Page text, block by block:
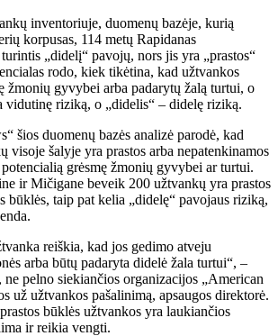
inventoriuje, duomenų bazėje, kurią
korpusas, 114 metų Rapidanas
„didelį“ pavojų, nors jis yra „prastos“
rodo, kiek tikėtina, kad užtvankos
žmonių gyvybei arba padarytų žalą turtui, o
vidutinę riziką, o „didelis“ – didelę riziką.
šios duomenų bazės analizė parodė, kad
visoje šalyje yra prastos arba nepatenkinamos
grėsmę žmonių gyvybei ar turtui.
ir Mičigane beveik 200 užtvankų yra prastos
būklės, taip pat kelia „didelę“ pavojaus riziką,
reiškia, kad jos gedimo atveju
arba būtų padaryta didelė žala turtui“, –
pelno siekiančios organizacijos „American
už užtvankos pašalinimą, apsaugos direktorė.
būklės užtvankos yra laukiančios
ir reikia vengti.